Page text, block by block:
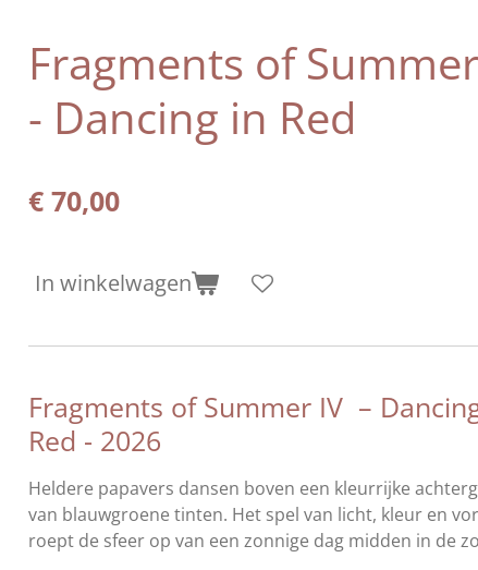
Fragments of
- Dancing in Red
€ 70,00
In winkelwagen
Fragments of Summer IV –
Red - 2026
Heldere papavers dansen boven een kleurrijke
van blauwgroene tinten. Het spel van licht, kleur en
roept de sfeer op van een zonnige dag midden in de